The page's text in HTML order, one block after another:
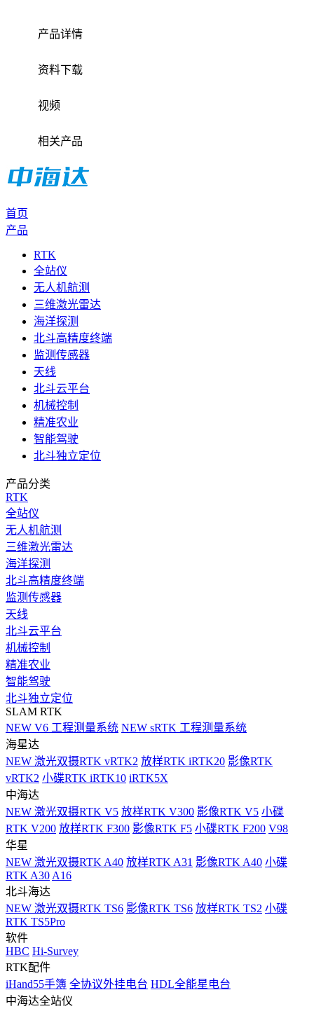
产品详情
资料下载
视频
相关产品
首页
产品
RTK
全站仪
无人机航测
三维激光雷达
海洋探测
北斗高精度终端
监测传感器
天线
北斗云平台
机械控制
精准农业
智能驾驶
北斗独立定位
产品分类
RTK
全站仪
无人机航测
三维激光雷达
海洋探测
北斗高精度终端
监测传感器
天线
北斗云平台
机械控制
精准农业
智能驾驶
北斗独立定位
SLAM RTK
NEW V6 工程测量系统 NEW sRTK 工程测量系统
海星达
NEW 激光双摄RTK vRTK2 放样RTK iRTK20 影像RTK
vRTK2 小碟RTK iRTK10 iRTK5X
中海达
NEW 激光双摄RTK V5 放样RTK V300 影像RTK V5 小碟
RTK V200 放样RTK F300 影像RTK F5 小碟RTK F200 V98
华星
NEW 激光双摄RTK A40 放样RTK A31 影像RTK A40 小碟
RTK A30 A16
北斗海达
NEW 激光双摄RTK TS6 影像RTK TS6 放样RTK TS2 小碟
RTK TS5Pro
软件
HBC Hi-Survey
RTK配件
iHand55手簿 全协议外挂电台 HDL全能星电台
中海达全站仪